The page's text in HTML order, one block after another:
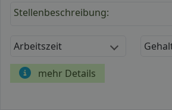
Stellenbeschreibung:
Arbeitszeit
mehr Details